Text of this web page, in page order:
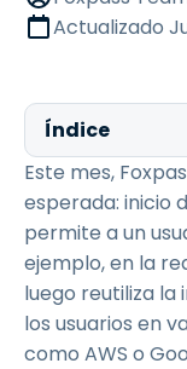
Actualizado
Índice
Este mes,
esperada: inicio
permite a un
ejemplo, en la
luego reutiliza la
los usuarios en
como AWS o